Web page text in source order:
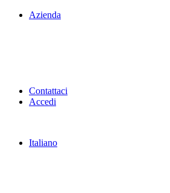
Azienda
Contattaci
Accedi
Italiano